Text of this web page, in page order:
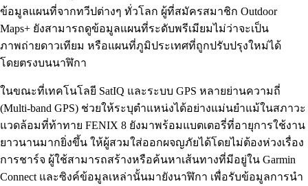
ข้อมูลแผนที่จากทวีปต่างๆ ทั่วโลก ผู้ที่สมัครสมาชิก Outdoor
Maps+ ยังสามารถดูข้อมูลแผนที่ระดับพรีเมียมไม่ว่าจะเป็น
ภาพถ่ายดาวเทียม หรือแผนที่ภูมิประเทศที่ถูกปรับปรุงใหม่ได้
โดยตรงบนนาฬิกา
ในขณะที่เทคโนโลยี SatIQ และระบบ GPS หลายย่านความถี่
(Multi-band GPS) ช่วยให้ระบุตำแหน่งได้อย่างแม่นยำแม้ในสภาวะ
แวดล้อมที่ท้าทาย FENIX 8 ยังมาพร้อมแบตเตอรี่ที่อายุการใช้งาน
ยาวนานมากยิ่งขึ้น ให้ผู้สวมใส่ออกผจญภัยได้โดยไม่ต้องห่วงเรื่อง
การชาร์จ ผู้ใช้สามารถสร้างหรือค้นหาเส้นทางที่มีอยู่ใน Garmin
Connect และซิงค์ข้อมูลเหล่านั้นมายังนาฬิกา เพื่อรับข้อมูลการนำ